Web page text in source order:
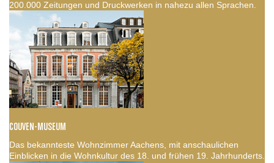
200.000 Zeitungen und Druckwerken in nahezu allen Sprachen.
COUVEN-MUSEUM
Das bekannteste Wohnzimmer Aachens, mit anschaulichen
Einblicken in die Wohnkultur des 18. und frühen 19. Jahrhunderts.